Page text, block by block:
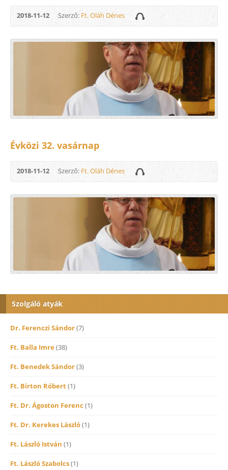
2018-11-12 Szerző:Ft. Oláh Dénes
Évközi 32. vasárnap
2018-11-12 Szerző:Ft. Oláh Dénes
Szolgáló atyák
Dr. Ferenczi Sándor(7)
Ft. Balla Imre(38)
Ft. Benedek Sándor(3)
Ft. Birton Róbert(1)
Ft. Dr. Ágoston Ferenc (1)
Ft. Dr. Kerekes László(1)
Ft. László István (1)
Ft. László Szabolcs(1)